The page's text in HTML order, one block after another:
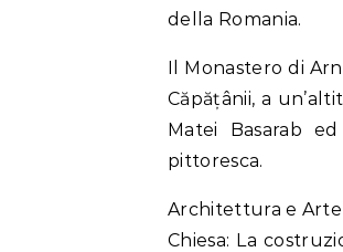
della Romania.
Il Monastero di
Căpățânii, a
Matei Basarab
pittoresca.
Architettura e Arte
Chiesa: La